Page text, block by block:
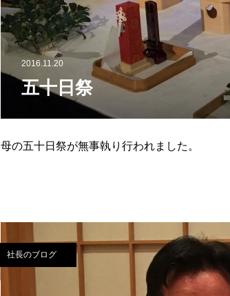
2016.11.20
五十日祭
母の五十日祭が無事執り行われました。
社長のブログ